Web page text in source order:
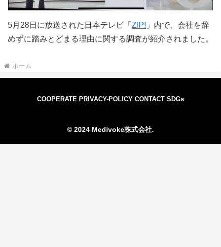
5月28日に放送された日本テレビ「 ZIP! 」内で、会社を辞
めずに踏みとどまる理由に関する調査が紹介されました。
ホーム
COOPERATE PRIVACY-POLICY CONTACT SDGs
© 2024 Medivoke株式会社.